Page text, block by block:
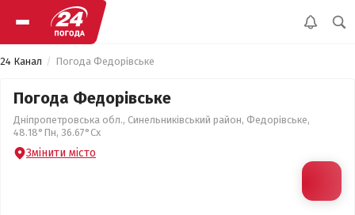
24 Канал Погода Федорівське
Погода Федорівське
Дніпропетровська обл., Синельниківський район, Федорівське,
48.18°Пн, 36.67°Сх
Змінити місто